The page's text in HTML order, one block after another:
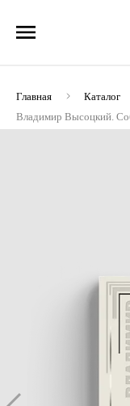
Главная Каталог
Владимир Высоцкий.
экземпляр)